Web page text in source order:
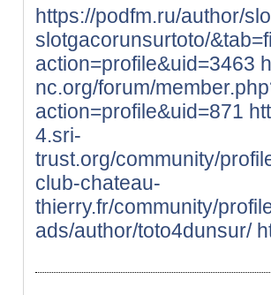
https://podfm.ru/author/
slotgacorunsurtoto/
action=profile&uid=3463
nc.org/forum/
action=profile&uid=871
4.sri-
trust.org/community/
club-chateau-
thierry.fr/community/
ads/author/toto4dunsur/